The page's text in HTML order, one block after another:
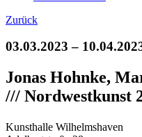
Zurück
03.03.2023 –
Jonas Hohnke,
/// Nordwestkunst
Kunsthalle Wilhelmshaven